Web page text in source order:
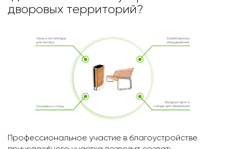
дворовых территорий?
Профессиональное участие в благоустройстве